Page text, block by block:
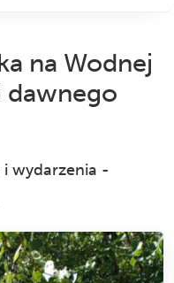
na Wodnej
dawnego
i wydarzenia -